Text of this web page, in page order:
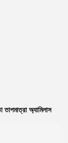
তাপমাত্রা অ্যামিলাস